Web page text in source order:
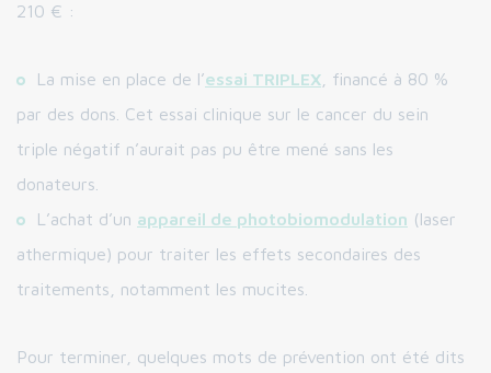
210 € :
La mise en place de l’essai TRIPLEX , financé à 80 %
par des dons. Cet essai clinique sur le cancer du sein
triple négatif n’aurait pas pu être mené sans les
donateurs.
L’achat d’un appareil de photobiomodulation (laser
athermique) pour traiter les effets secondaires des
traitements, notamment les mucites.
Pour terminer, quelques mots de prévention ont été dits